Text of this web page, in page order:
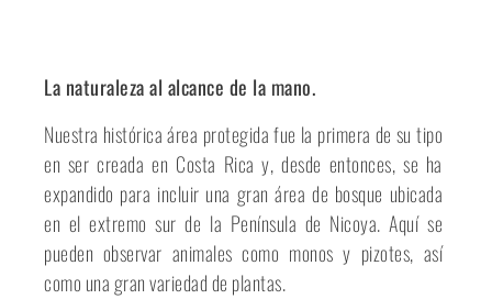
La naturaleza al alcance de la mano.
Nuestra histórica área protegida fue la primera de su tipo
en ser creada en Costa Rica y, desde entonces, se ha
expandido para incluir una gran área de bosque ubicada
en el extremo sur de la Península de Nicoya. Aquí se
pueden observar animales como monos y pizotes, así
como una gran variedad de plantas.